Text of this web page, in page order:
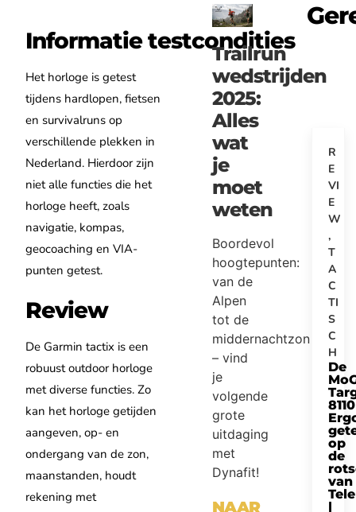
Informatie testcondities
Het horloge is getest
tijdens hardlopen, fietsen
en survivalruns op
verschillende plekken in
Nederland. Hierdoor zijn
niet alle functies die het
horloge heeft, zoals
navigatie, kompas,
geocoaching en VIA-
punten getest.
Review
De Garmin tactix is een
robuust outdoor horloge
met diverse functies. Zo
kan het horloge getijden
aangeven, op- en
ondergang van de zon,
maanstanden, houdt
rekening met
Trailrun
wedstrijden
2025:
Alles
wat
je
moet
weten
Boordevol
hoogtepunten:
van de
Alpen
tot de
middernachtzon
– vind
je
volgende
grote
uitdaging
met
Dynafit!
NAAR
R
E
VI
E
W
,
T
A
C
TI
S
C
H
De
8110
op
de
van
|